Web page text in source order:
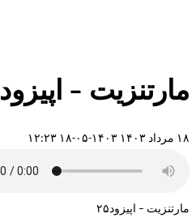
مارتنزیت – اپیزود۲۵
۱۸ مرداد ۱۴۰۳ ۱۴۰۳-۰۵-۱۸ ۱۲:۲۳
مارتنزیت – اپیزود۲۵